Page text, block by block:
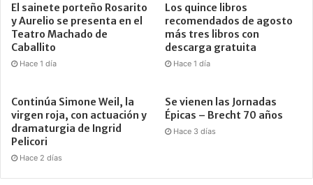
El sainete porteño Rosarito
y Aurelio se presenta en el
Teatro Machado de
Caballito
Hace 1 día
Los quince libros
recomendados de agosto
más tres libros con
descarga gratuita
Hace 1 día
Continúa Simone Weil, la
virgen roja, con actuación y
dramaturgia de Ingrid
Pelicori
Hace 2 días
Se vienen las Jornadas
Épicas – Brecht 70 años
Hace 3 días